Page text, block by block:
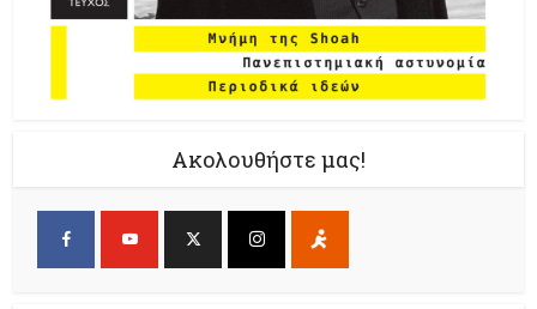
Ακολουθήστε μας!